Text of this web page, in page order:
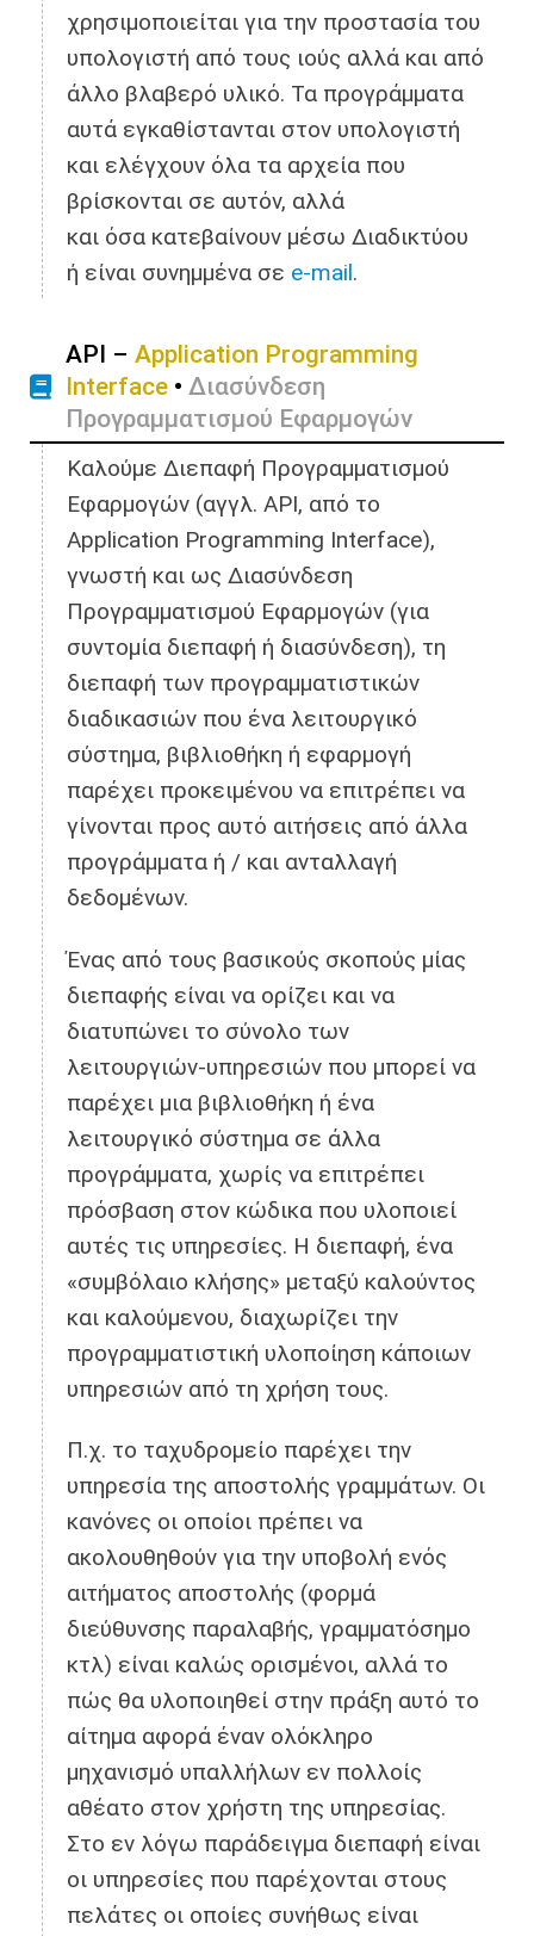
χρησιμοποιείται για την προστασία του
υπολογιστή από τους ιούς αλλά και από
άλλο βλαβερό υλικό. Τα προγράμματα
αυτά εγκαθίστανται στον υπολογιστή
και ελέγχουν όλα τα αρχεία που
βρίσκονται σε αυτόν, αλλά
και όσα κατεβαίνουν μέσω Διαδικτύου
ή είναι συνημμένα σε e-mail.
API – Application Programming
Interface • Διασύνδεση
Προγραμματισμού Εφαρμογών
Καλούμε Διεπαφή Προγραμματισμού
Εφαρμογών (αγγλ. API, από το
Application Programming Interface),
γνωστή και ως Διασύνδεση
Προγραμματισμού Εφαρμογών (για
συντομία διεπαφή ή διασύνδεση), τη
διεπαφή των προγραμματιστικών
διαδικασιών που ένα λειτουργικό
σύστημα, βιβλιοθήκη ή εφαρμογή
παρέχει προκειμένου να επιτρέπει να
γίνονται προς αυτό αιτήσεις από άλλα
προγράμματα ή / και ανταλλαγή
δεδομένων.
Ένας από τους βασικούς σκοπούς μίας
διεπαφής είναι να ορίζει και να
διατυπώνει το σύνολο των
λειτουργιών-υπηρεσιών που μπορεί να
παρέχει μια βιβλιοθήκη ή ένα
λειτουργικό σύστημα σε άλλα
προγράμματα, χωρίς να επιτρέπει
πρόσβαση στον κώδικα που υλοποιεί
αυτές τις υπηρεσίες. Η διεπαφή, ένα
«συμβόλαιο κλήσης» μεταξύ καλούντος
και καλούμενου, διαχωρίζει την
προγραμματιστική υλοποίηση κάποιων
υπηρεσιών από τη χρήση τους.
Π.χ. το ταχυδρομείο παρέχει την
υπηρεσία της αποστολής γραμμάτων. Οι
κανόνες οι οποίοι πρέπει να
ακολουθηθούν για την υποβολή ενός
αιτήματος αποστολής (φορμά
διεύθυνσης παραλαβής, γραμματόσημο
κτλ) είναι καλώς ορισμένοι, αλλά το
πώς θα υλοποιηθεί στην πράξη αυτό το
αίτημα αφορά έναν ολόκληρο
μηχανισμό υπαλλήλων εν πολλοίς
αθέατο στον χρήστη της υπηρεσίας.
Στο εν λόγω παράδειγμα διεπαφή είναι
οι υπηρεσίες που παρέχονται στους
πελάτες οι οποίες συνήθως είναι